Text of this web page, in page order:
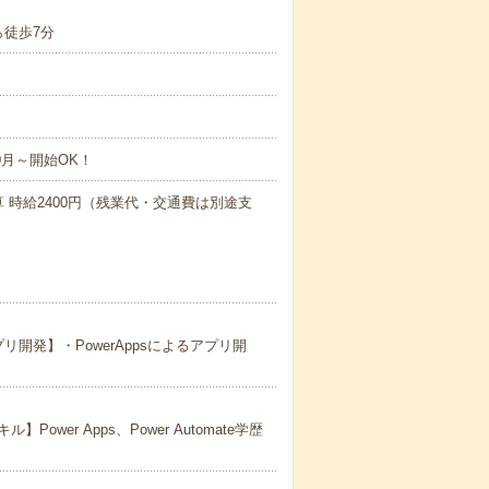
歩7分
～開始OK！
給2400円（残業代・交通費は別途支
開発】・PowerAppsによるアプリ開
ル】Power Apps、Power Automate学歴